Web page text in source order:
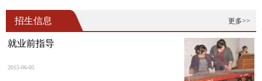
更多>>
招生信息
就业前指导
2015-06-05